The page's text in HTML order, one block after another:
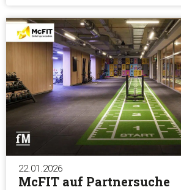
22.01.2026
McFIT auf Partnersuche